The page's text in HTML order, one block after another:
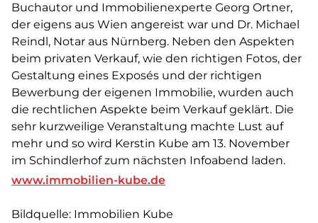
Buchautor und Immobilienexperte Georg Ortner,
der eigens aus Wien angereist war und Dr. Michael
Reindl, Notar aus Nürnberg. Neben den Aspekten
beim privaten Verkauf, wie den richtigen Fotos, der
Gestaltung eines Exposés und der richtigen
Bewerbung der eigenen Immobilie, wurden auch
die rechtlichen Aspekte beim Verkauf geklärt. Die
sehr kurzweilige Veranstaltung machte Lust auf
mehr und so wird Kerstin Kube am 13. November
im Schindlerhof zum nächsten Infoabend laden.
www.immobilien-kube.de
Bildquelle: Immobilien Kube